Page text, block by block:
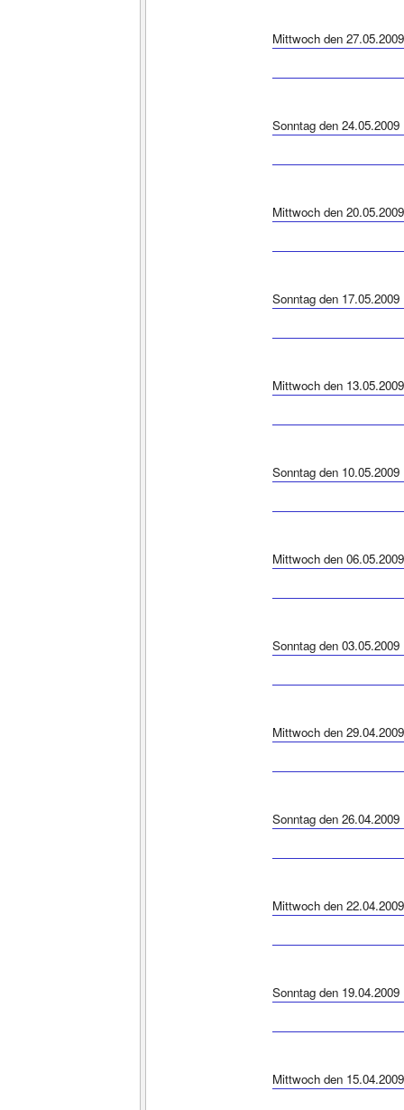
Mittwoch den 27.05.2009
Sonntag den 24.05.2009
Mittwoch den 20.05.2009
Sonntag den 17.05.2009
Mittwoch den 13.05.2009
Sonntag den 10.05.2009
Mittwoch den 06.05.2009
Sonntag den 03.05.2009
Mittwoch den 29.04.2009
Sonntag den 26.04.2009
Mittwoch den 22.04.2009
Sonntag den 19.04.2009
Mittwoch den 15.04.2009